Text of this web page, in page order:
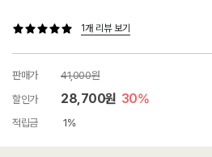
1개 리뷰 보기
판매가
41,000원
할인가
28,700원 30%
적립금 1%